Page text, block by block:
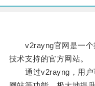
v2rayng官网是一个
技术支持的官方网站。
通过v2rayng，用户